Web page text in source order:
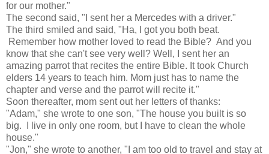
for our mother."
The second said, "I sent her a Mercedes with a driver."
The third smiled and said, "Ha, I got you both beat.
Remember how mother loved to read the Bible? And you
know that she can't see very well? Well, I sent her an
amazing parrot that recites the entire Bible. It took Church
elders 14 years to teach him. Mom just has to name the
chapter and verse and the parrot will recite it."
Soon thereafter, mom sent out her letters of thanks:
"Adam," she wrote to one son, "The house you built is so
big. I live in only one room, but I have to clean the whole
house."
"Jon," she wrote to another, "I am too old to travel and stay at